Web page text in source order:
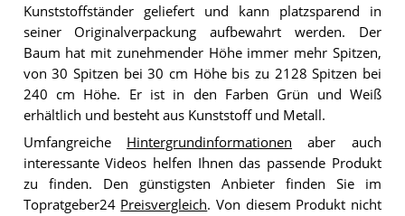
Kunststoffständer geliefert und kann platzsparend in
seiner Originalverpackung aufbewahrt werden. Der
Baum hat mit zunehmender Höhe immer mehr Spitzen,
von 30 Spitzen bei 30 cm Höhe bis zu 2128 Spitzen bei
240 cm Höhe. Er ist in den Farben Grün und Weiß
erhältlich und besteht aus Kunststoff und Metall.
Umfangreiche Hintergrundinformationen aber auch
interessante Videos helfen Ihnen das passende Produkt
zu finden. Den günstigsten Anbieter finden Sie im
Topratgeber24 Preisvergleich. Von diesem Produkt nicht